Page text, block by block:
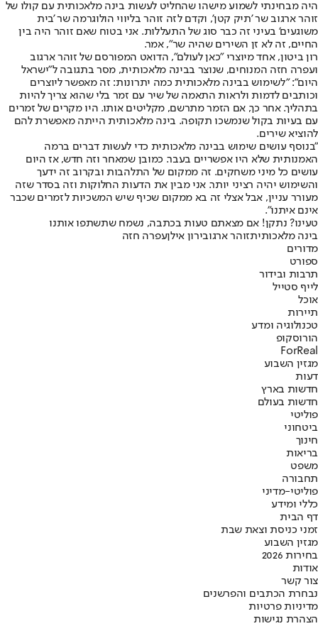
היה מבחינתי לשמוע מישהו שהחליט לעשות בינה מלאכותית עם קולו של
זוהר ארגוב שר 'תיק קטן', וקדם לזה זוהר בליווי הולוגרמה שר 'בית
משוגעים' בעיני זה כבר סוג של התעללות. אני בטוח שאם זוהר היה בין
החיים, זה לא זן השירים שהיה שר", אמר.
רון ביטון, אחד מיוצרי "כאן לעולם", הדואט המפורסם של זוהר ארגוב
ועפרה חזה המנוחים, שנוצר בבינה מלאכותית, מסר בתגובה ל"ישראל
היום": "לשימוש בבינה מלאכותית כמה יתרונות: זה מאפשר ליוצרים
וכותבים לדמות ולראות התאמה של שיר עם זמר בלי שהוא צריך להיות
בתהליך. אחר כך, אם הזמר מתרשם, מקליטים אותו. היו מקרים של זמרים
עם בעיות בקול שנמשכו תקופה. בינה מלאכותית הייתה מאפשרת להם
להוציא שירים.
"בנוסף עושים שימוש בבינה מלאכותית כדי לעשות דברים ברמה
האמנותית שלא היו אפשריים בעבר. כמובן שמאחר וזה חדש, אז היום
עושים כל מיני משחקים. זה ממקום של התלהבות ובקרוב זה ידעך
והשימוש יהיה רציני יותר. אני מבין את הדעות החלוקות וזה בסדר שזה
מעורר עניין, אבל אצלי זה בא ממקום שכיף שיש המשכיות לזמרים שכבר
אינם איתנו".
טעינו? נתקן! אם מצאתם טעות בכתבה, נשמח שתשתפו אותנו
בינה מלאכותיתזוהר ארגובירון אילןעפרה חזה
מדורים
ספורט
תרבות ובידור
לייף סטייל
אוכל
תיירות
טכנולוגיה ומדע
הורוסקופ
ForReal
מגזין השבוע
דעות
חדשות בארץ
חדשות בעולם
פוליטי
ביטחוני
חינוך
בריאות
משפט
תחבורה
פוליטי-מדיני
כללי ומידע
דף הבית
זמני כניסת וצאת שבת
מגזין השבוע
בחירות 2026
אודות
צור קשר
נבחרת הכתבים והפרשנים
מדיניות פרטיות
הצהרת נגישות